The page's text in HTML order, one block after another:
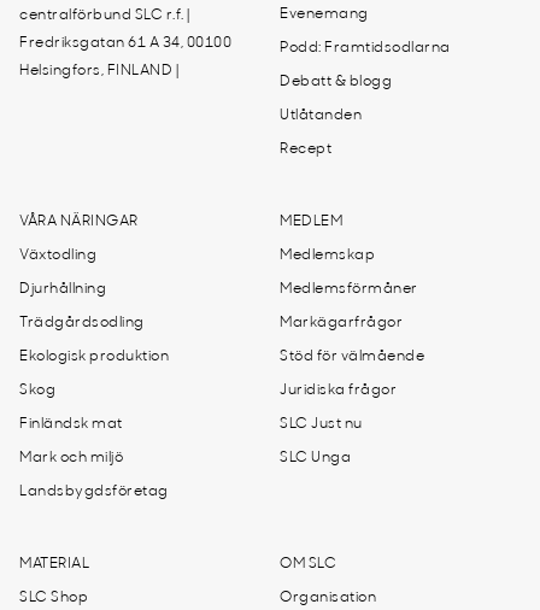
centralförbund SLC r.f. |
Fredriksgatan 61 A 34, 00100
Helsingfors, FINLAND |
Evenemang
Podd: Framtidsodlarna
Debatt & blogg
Utlåtanden
Recept
VÅRA NÄRINGAR
Växtodling
Djurhållning
Trädgårdsodling
Ekologisk produktion
Skog
Finländsk mat
Mark och miljö
Landsbygdsföretag
MEDLEM
Medlemskap
Medlemsförmåner
Markägarfrågor
Stöd för välmående
Juridiska frågor
SLC Just nu
SLC Unga
MATERIAL
SLC Shop
OM SLC
Organisation